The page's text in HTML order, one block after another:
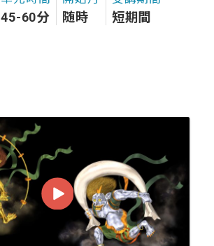
45-60分 随時 短期間